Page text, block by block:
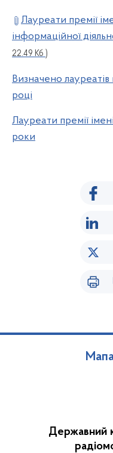
Лауреати премії
інформаційної
22.49 Кб )
Визначено лауреатів
році
Лауреати премії
роки
Державний